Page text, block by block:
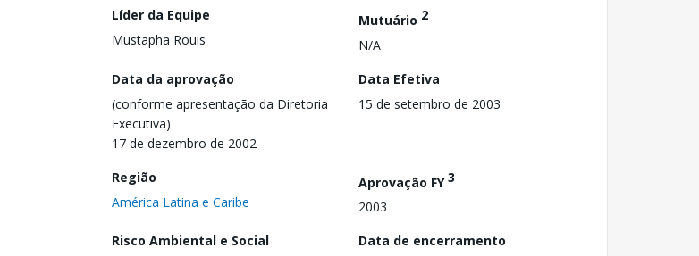
Líder da Equipe
Mustapha Rouis
Mutuário 2
N/A
Data da aprovação
(conforme apresentação da Diretoria
Executiva)
17 de dezembro de 2002
Data Efetiva
15 de setembro de 2003
Região
América Latina e Caribe
Aprovação FY3
2003
Risco Ambiental e Social
Data de encerramento